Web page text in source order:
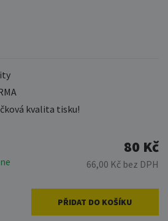
kvalita tisku!
80 Kč
66,00 Kč bez DPH
PŘIDAT DO KOŠÍKU